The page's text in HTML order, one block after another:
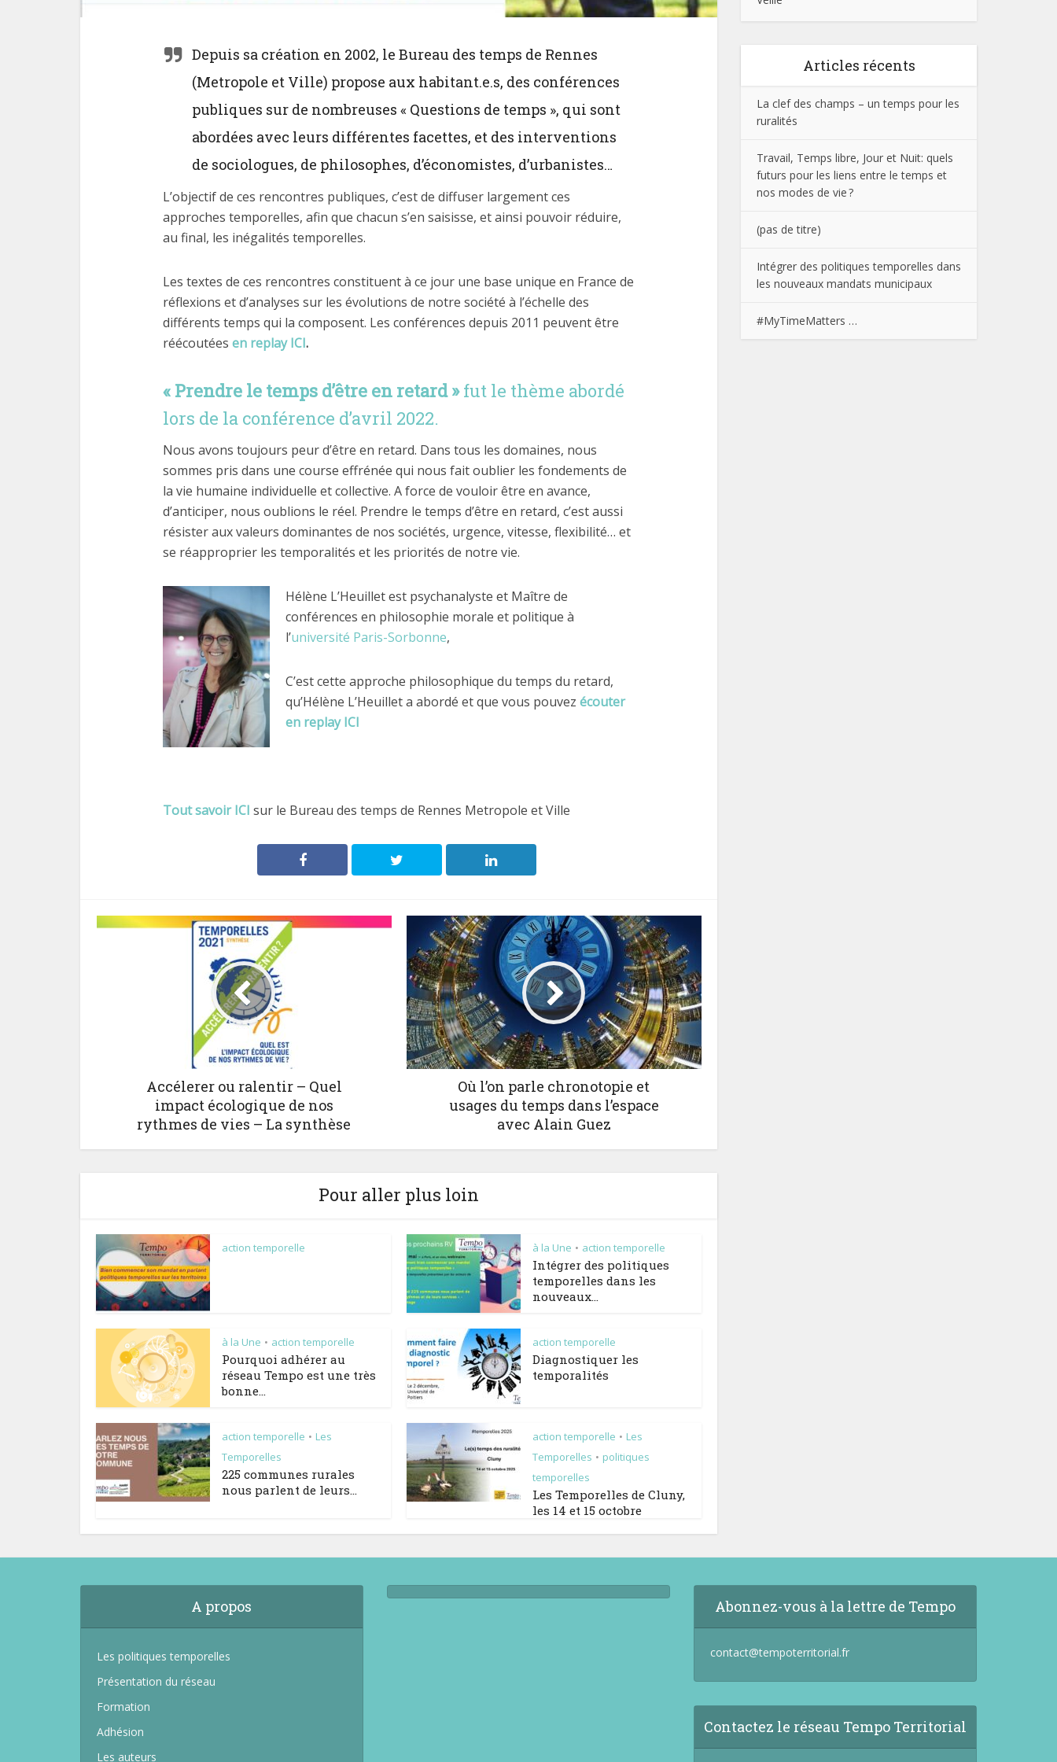
Depuis sa création en 2002, le Bureau des temps de Rennes
(Metropole et Ville) propose aux habitant.e.s, des conférences
publiques sur de nombreuses « Questions de temps », qui sont
abordées avec leurs différentes facettes, et des interventions
de sociologues, de philosophes, d’économistes, d’urbanistes…
L’objectif de ces rencontres publiques, c’est de diffuser largement ces
approches temporelles, afin que chacun s’en saisisse, et ainsi pouvoir réduire,
au final, les inégalités temporelles.
Les textes de ces rencontres constituent à ce jour une base unique en France de
réflexions et d’analyses sur les évolutions de notre société à l’échelle des
différents temps qui la composent. Les conférences depuis 2011 peuvent être
réécoutées en replay ICI.
« Prendre le temps d’être en retard »fut le thème abordé
lors de la conférence d’avril 2022.
Nous avons toujours peur d’être en retard. Dans tous les domaines, nous
sommes pris dans une course effrénée qui nous fait oublier les fondements de
la vie humaine individuelle et collective. A force de vouloir être en avance,
d’anticiper, nous oublions le réel. Prendre le temps d’être en retard, c’est aussi
résister aux valeurs dominantes de nos sociétés, urgence, vitesse, flexibilité… et
se réapproprier les temporalités et les priorités de notre vie.
Hélène L’Heuillet est psychanalyste et Maître de
conférences en philosophie morale et politique à
l’université Paris-Sorbonne,
C’est cette approche philosophique du temps du retard,
qu’Hélène L’Heuillet a abordé et que vous pouvez écouter
en replay ICI
Tout savoir ICI sur le Bureau des temps de Rennes Metropole et Ville
Accélerer ou ralentir – Quel
impact écologique de nos
rythmes de vies – La synthèse
Où l’on parle chronotopie et
usages du temps dans l’espace
avec Alain Guez
Pour aller plus loin
action temporelle à la Une • action temporelle
Intégrer des politiques
temporelles dans les
nouveaux...
à la Une • action temporelle
Pourquoi adhérer au
réseau Tempo est une très
bonne...
action temporelle
Diagnostiquer les
temporalités
action temporelle • Les
Temporelles
225 communes rurales
nous parlent de leurs...
action temporelle • Les
Temporelles • politiques
temporelles
Les Temporelles de Cluny,
les 14 et 15 octobre
Articles récents
La clef des champs – un temps pour les
ruralités
Travail, Temps libre, Jour et Nuit: quels
futurs pour les liens entre le temps et
nos modes de vie ?
(pas de titre)
Intégrer des politiques temporelles dans
les nouveaux mandats municipaux
#MyTimeMatters …
A propos
Les politiques temporelles
Présentation du réseau
Formation
Adhésion
Les auteurs
Abonnez-vous à la lettre de Tempo
contact@tempoterritorial.fr
Contactez le réseau Tempo Territorial